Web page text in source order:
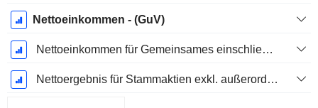
Nettoeinkommen - (GuV)
Nettoeinkommen für Gemeinsames einschließlich außerordentlicher Posten
Nettoergebnis für Stammaktien exkl. außerordentliche Posten